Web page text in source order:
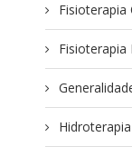
Fisioterapia
Fisioterapia
Hidroterapia